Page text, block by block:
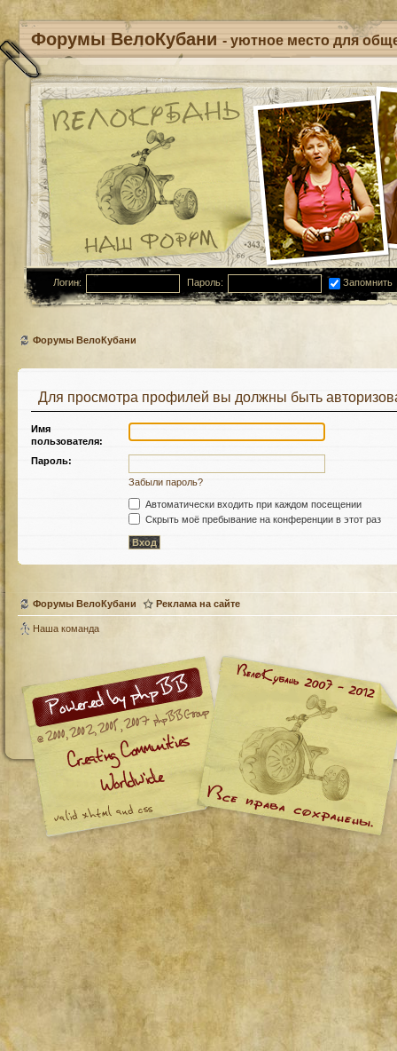
Форумы ВелоКубани - уютное место для
Логин: Пароль: Запомнить
Форумы ВелоКубани
Для просмотра профилей вы должны быть
Имя
пользователя:
Пароль:
Забыли пароль?
Автоматически входить при каждом посещении
Скрыть моё пребывание на конференции в этот раз
Форумы ВелоКубани Реклама на сайте
Наша команда